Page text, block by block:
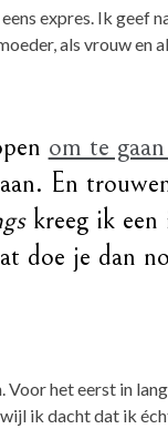
expres. Ik geef
als vrouw
om te gaan
En
kreeg ik een
doe je dan
Voor het eerst in
ik dacht dat ik